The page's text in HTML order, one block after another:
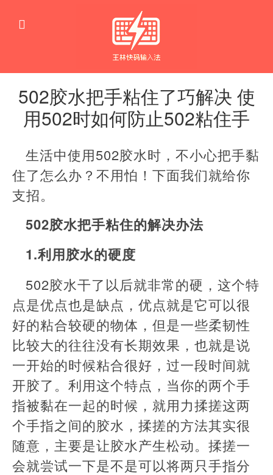
502胶水把手粘住了巧解决 使
用502时如何防止502粘住手
窍
门
生活中使用502胶水时，不小心把手黏
住了怎么办？不用怕！下面我们就给你
支招。
502胶水把手粘住的解决办法
1.利用胶水的硬度
502胶水干了以后就非常的硬，这个特
点是优点也是缺点，优点就是它可以很
好的粘合较硬的物体，但是一些柔韧性
比较大的往往没有长期效果，也就是说
一开始的时候粘合很好，过一段时间就
开胶了。利用这个特点，当你的两个手
指被黏在一起的时候，就用力揉搓这两
个手指之间的胶水，揉搓的方法其实很
随意，主要是让胶水产生松动。揉搓一
会就尝试一下是不是可以将两只手指分